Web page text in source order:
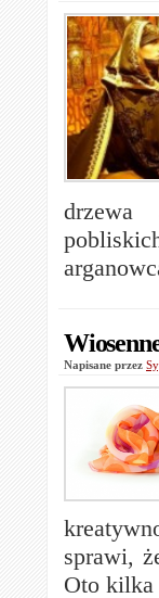
drzewa
Napisane przez
sprawi,
Oto kilka